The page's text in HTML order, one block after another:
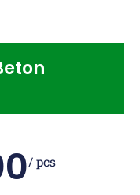
/ pcs